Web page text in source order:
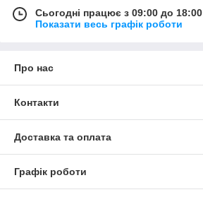
Сьогодні працює з 09:00 до 18:00
Показати весь графік роботи
Про нас
Контакти
Доставка та оплата
Графік роботи